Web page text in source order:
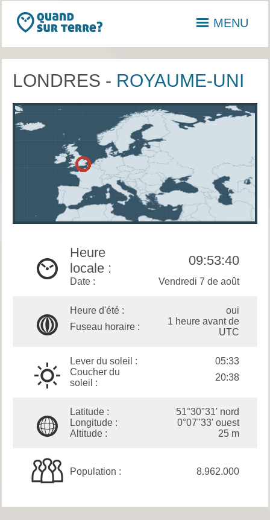
MENU
LONDRES - ROYAUME-UNI
Heure
locale :
09:53:40
Date : Vendredi 7 de août
Heure d'été :
oui
Fuseau horaire :
1 heure avant de
UTC
Lever du soleil :
05:33
Coucher du
soleil :
20:38
Latitude :
51°30"31' nord
Longitude :
0°07"33' ouest
Altitude :
25 m
Population : 8.962.000